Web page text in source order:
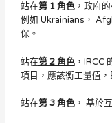
站在第1角色，政府
例如 Ukrainians，
保。
站在第 2 角色，IRCC
項目，應該衡工量值
站在第3 角色， 基於